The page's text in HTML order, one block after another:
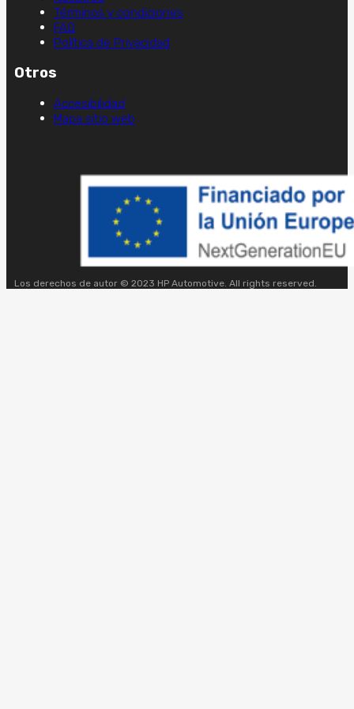
Términos y condiciones
FAQ
Política de Privacidad
Otros
Accesibilidad
Mapa sitio web
Los derechos de autor © 2023 HP Automotive. All rights reserved.